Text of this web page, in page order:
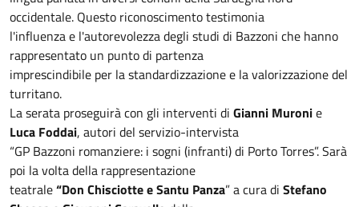
occidentale. Questo riconoscimento testimonia
l'influenza e l'autorevolezza degli studi di Bazzoni che hanno
rappresentato un punto di partenza
imprescindibile per la standardizzazione e la valorizzazione del
turritano.
La serata proseguirà con gli interventi di Gianni Muronie
Luca Foddai, autori del servizio-intervista
“GP Bazzoni romanziere: i sogni (infranti) di Porto Torres”. Sarà
poi la volta della rappresentazione
teatrale“Don Chisciotte e Santu Panza” a cura di Stefano